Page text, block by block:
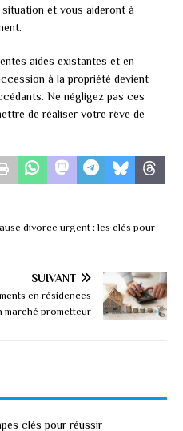
et vous aideront à
aides existantes et en
à la propriété devient
Ne négligez pas ces
de réaliser votre rêve de
divorce urgent : les clés pour
SUIVANT
en résidences
marché prometteur
clés pour réussir